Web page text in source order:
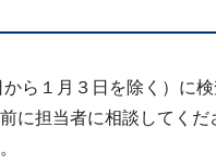
ら１月３日を除く）に検
に担当者に相談してくだ